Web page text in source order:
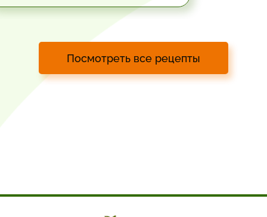
Посмотреть все рецепты